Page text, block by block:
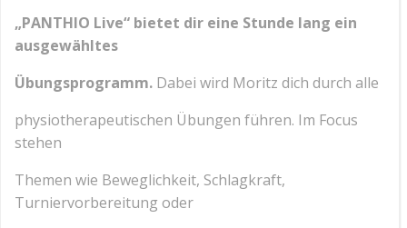
„PANTHIO Live“ bietet dir eine Stunde lang ein
ausgewähltes
Übungsprogramm. Dabei wird Moritz dich durch alle
physiotherapeutischen Übungen führen. Im Focus
stehen
Themen wie Beweglichkeit, Schlagkraft,
Turniervorbereitung oder